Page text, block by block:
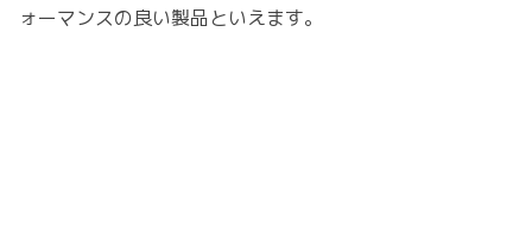
ォーマンスの良い製品といえます。